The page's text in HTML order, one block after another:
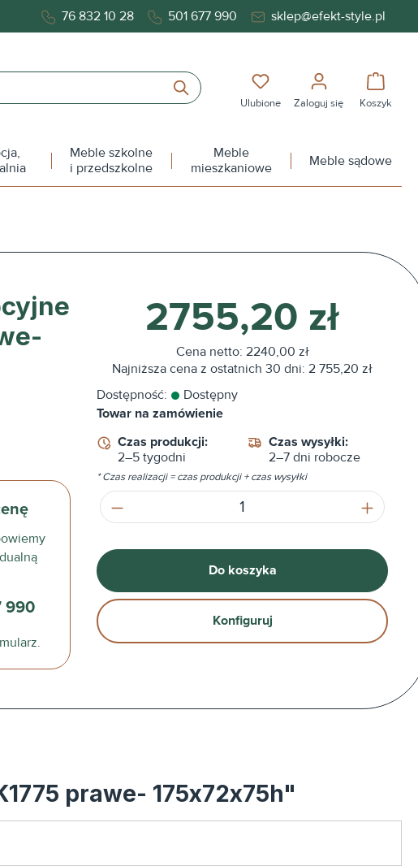
76 832 10 28 501 677 990 sklep@efekt-style.pl
Masz 0 przedmioty na
Ulubione Zaloguj się Koszyk
Meble szkolne
i przedszkolne
Meble
mieszkaniowe
Meble sądowe
990
2755,20 zł
Cena netto: 2240,00 zł
Najniższa cena z ostatnich 30 dni: 2 755,20 zł
Dostępność:
Dostępny
Towar na zamówienie
Czas produkcji:
2–5 tygodni
Czas wysyłki:
2–7 dni robocze
* Czas realizacji = czas produkcji + czas wysyłki
Ilość produktu: Wprowadź żądaną
Do koszyka
Konfiguruj
prawe- 175x72x75h"